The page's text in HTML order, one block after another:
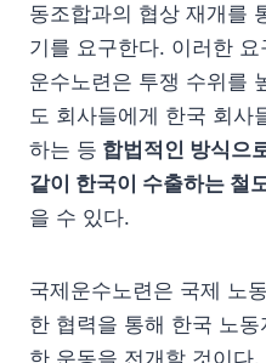
동조합과의 협상 재개를
기를 요구한다. 이러한
운수노련은 투쟁 수위를
도 회사들에게 한국 회사
하는 등 합법적인 방식으
같이 한국이 수출하는 철
을 수 있다.
국제운수노련은 국제 노
한 협력을 통해 한국 노
한 운동을 전개할 것이다